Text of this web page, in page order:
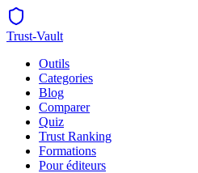
Trust-Vault
Outils
Categories
Blog
Comparer
Quiz
Trust Ranking
Formations
Pour éditeurs